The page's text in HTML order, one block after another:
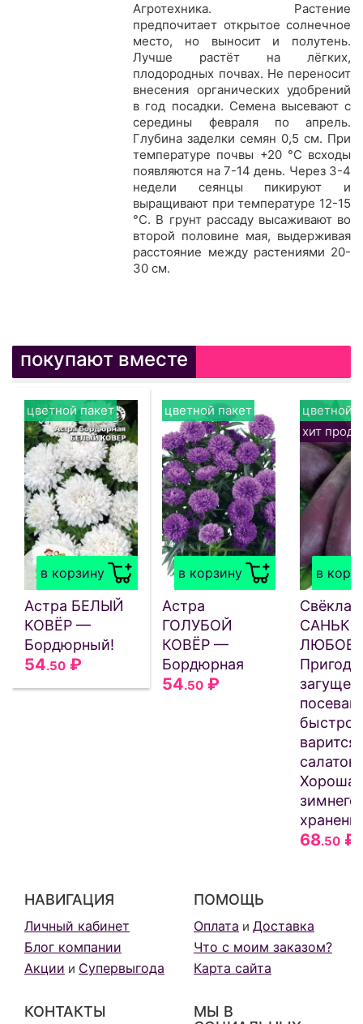
Агротехника. Растение
предпочитает открытое солнечное
место, но выносит и полутень.
Лучше растёт на лёгких,
плодородных почвах. Не переносит
внесения органических удобрений
в год посадки. Семена высевают с
середины февраля по апрель.
Глубина заделки семян 0,5 см. При
температуре почвы +20 °С всходы
появляются на 7-14 день. Через 3-4
недели сеянцы пикируют и
выращивают при температуре 12-15
°С. В грунт рассаду высаживают во
второй половине мая, выдерживая
расстояние между растениями 20-
30 см.
покупают вместе
в корзину
цветной пакет
Астра БЕЛЫЙ
КОВЁР —
Бордюрный!
54.50 ₽
в корзину
цветной пакет
Астра
ГОЛУБОЙ
КОВЁР —
Бордюрная
54.50 ₽
в
цветной
хит
Свёкла
быстро
салатов!
Хороша
зимнего
68.50 ₽
НАВИГАЦИЯ
Личный кабинет
Блог компании
Акции и Супервыгода
ПОМОЩЬ
Оплата и Доставка
Что с моим заказом?
Карта сайта
КОНТАКТЫ
МЫ В